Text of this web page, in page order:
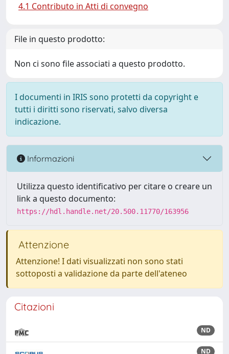
4.1 Contributo in Atti di convegno
File in questo prodotto:
Non ci sono file associati a questo prodotto.
I documenti in IRIS sono protetti da copyright e
tutti i diritti sono riservati, salvo diversa
indicazione.
Informazioni
Utilizza questo identificativo per citare o creare un
link a questo documento:
https://hdl.handle.net/20.500.11770/163956
Attenzione
Attenzione! I dati visualizzati non sono stati
sottoposti a validazione da parte dell'ateneo
Citazioni
ND
ND